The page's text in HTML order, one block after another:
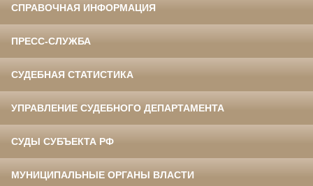
СПРАВОЧНАЯ ИНФОРМАЦИЯ
ПРЕСС-СЛУЖБА
СУДЕБНАЯ СТАТИСТИКА
УПРАВЛЕНИЕ СУДЕБНОГО ДЕПАРТАМЕНТА
СУДЫ СУБЪЕКТА РФ
МУНИЦИПАЛЬНЫЕ ОРГАНЫ ВЛАСТИ